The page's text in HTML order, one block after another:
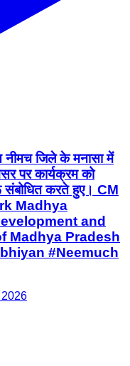
नीमच जिले के मनासा में
पर कार्यक्रम को
संबोधित करते हुए। CM
Madhya
and
Madhya Pradesh
#Neemuch